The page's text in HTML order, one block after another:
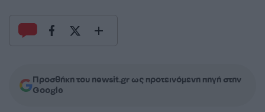
Προσθήκη του newsit.gr ως προτεινόμενη πηγή στην
Google